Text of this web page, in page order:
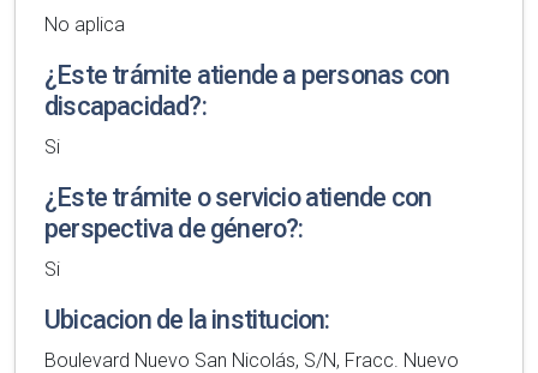
No aplica
¿Este trámite atiende a personas con
discapacidad?:
Si
¿Este trámite o servicio atiende con
perspectiva de género?:
Si
Ubicacion de la institucion:
Boulevard Nuevo San Nicolás, S/N, Fracc. Nuevo